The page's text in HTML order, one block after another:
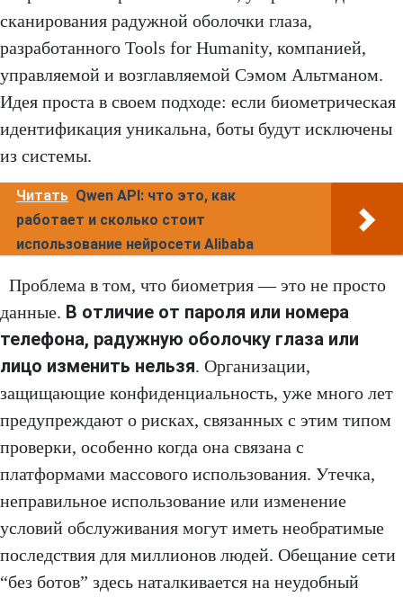
сканирования радужной оболочки глаза,
разработанного Tools for Humanity, компанией,
управляемой и возглавляемой Сэмом Альтманом.
Идея проста в своем подходе: если биометрическая
идентификация уникальна, боты будут исключены
из системы.
Читать Qwen API: что это, как
работает и сколько стоит
использование нейросети Alibaba
Проблема в том, что биометрия — это не просто
данные. В отличие от пароля или номера
телефона, радужную оболочку глаза или
лицо изменить нельзя. Организации,
защищающие конфиденциальность, уже много лет
предупреждают о рисках, связанных с этим типом
проверки, особенно когда она связана с
платформами массового использования. Утечка,
неправильное использование или изменение
условий обслуживания могут иметь необратимые
последствия для миллионов людей. Обещание сети
“без ботов” здесь наталкивается на неудобный